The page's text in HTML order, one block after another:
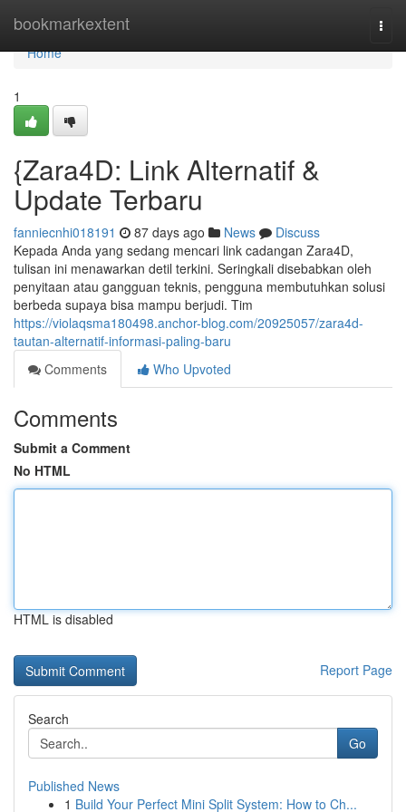
bookmarkextent
Home
Home
1
{Zara4D: Link Alternatif &
Update Terbaru
fanniecnhi018191 87 days ago News
Discuss
Kepada Anda yang sedang mencari link cadangan Zara4D,
tulisan ini menawarkan detil terkini. Seringkali disebabkan oleh
penyitaan atau gangguan teknis, pengguna membutuhkan solusi
berbeda supaya bisa mampu berjudi. Tim
https://violaqsma180498.anchor-blog.com/20925057/zara4d-
tautan-alternatif-informasi-paling-baru
Comments
Who Upvoted
Comments
Submit a Comment
No HTML
HTML is disabled
Report Page
Search
Go
Published News
1 Build Your Perfect Mini Split System: How to Ch...